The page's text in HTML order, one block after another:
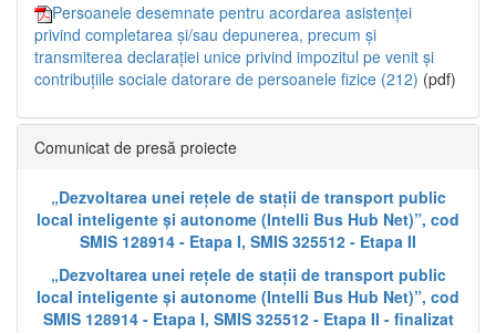
Persoanele desemnate pentru acordarea asistenței
privind completarea și/sau depunerea, precum și
transmiterea declarației unice privind impozitul pe venit și
contribuțiile sociale datorare de persoanele fizice (212) (pdf)
Comunicat de presă proiecte
„Dezvoltarea unei rețele de stații de transport public
local inteligente și autonome (Intelli Bus Hub Net)”, cod
SMIS 128914 - Etapa I, SMIS 325512 - Etapa II
„Dezvoltarea unei rețele de stații de transport public
local inteligente și autonome (Intelli Bus Hub Net)”, cod
SMIS 128914 - Etapa I, SMIS 325512 - Etapa II - finalizat